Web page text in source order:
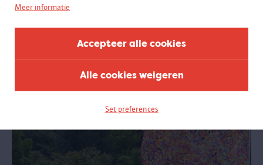
Meer informatie
Accepteer alle cookies
Alle cookies weigeren
Set preferences